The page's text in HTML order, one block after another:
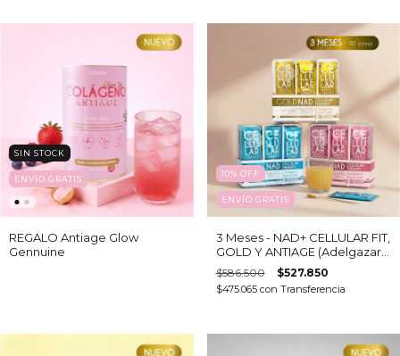
SIN STOCK
ENVÍO GRATIS
REGALO Antiage Glow
Gennuine
10% OFF
ENVÍO GRATIS
3 Meses - NAD+ CELLULAR FIT,
GOLD Y ANTIAGE (Adelgazar,
Regenerar, Rejuvenecer) X 90
SOBRES
$586.500 $527.850
$475.065 con Transferencia